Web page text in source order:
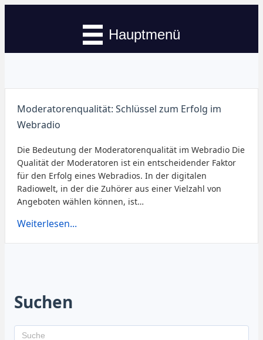
Hauptmenü
Moderatorenqualität: Schlüssel zum Erfolg im
Webradio
Die Bedeutung der Moderatorenqualität im Webradio Die
Qualität der Moderatoren ist ein entscheidender Faktor
für den Erfolg eines Webradios. In der digitalen
Radiowelt, in der die Zuhörer aus einer Vielzahl von
Angeboten wählen können, ist…
Weiterlesen...
Suchen